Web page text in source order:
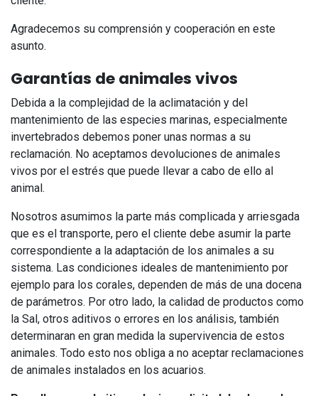
Agradecemos su comprensión y cooperación en este
asunto.
Garantías de animales vivos
Debida a la complejidad de la aclimatación y del
mantenimiento de las especies marinas, especialmente
invertebrados debemos poner unas normas a su
reclamación. No aceptamos devoluciones de animales
vivos por el estrés que puede llevar a cabo de ello al
animal.
Nosotros asumimos la parte más complicada y arriesgada
que es el transporte, pero el cliente debe asumir la parte
correspondiente a la adaptación de los animales a su
sistema. Las condiciones ideales de mantenimiento por
ejemplo para los corales, dependen de más de una docena
de parámetros. Por otro lado, la calidad de productos como
la Sal, otros aditivos o errores en los análisis, también
determinaran en gran medida la supervivencia de estos
animales. Todo esto nos obliga a no aceptar reclamaciones
de animales instalados en los acuarios.